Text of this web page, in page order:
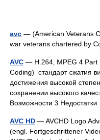
avc — (American Veterans
war veterans chartered by
AVC — H.264, MPEG 4 Part
Coding) стандарт сжатия
достижения высокой
сохранении высокого
Возможности 3
AVC HD — AVCHD Logo
(engl. Fortgeschrittener